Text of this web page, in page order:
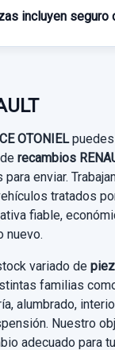
incluyen seguro
OTONIELpuedes
recambios
enviar.
tratados
fiable,
nuevo.
variado de
familias
alumbrado,
Nuestro
adecuado para